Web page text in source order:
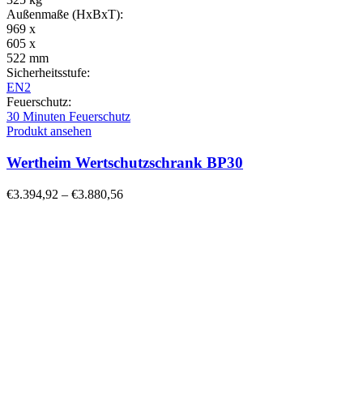
Außenmaße (HxBxT):
969 x
605 x
522 mm
Sicherheitsstufe:
EN2
Feuerschutz:
30 Minuten Feuerschutz
Produkt ansehen
Wertheim Wertschutzschrank BP30
€3.394,92 – €3.880,56